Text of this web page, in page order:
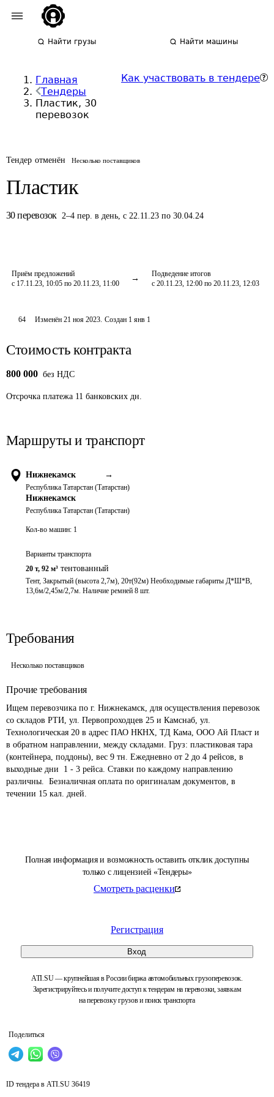
Найти грузы Найти машины
Главная
Тендеры
Пластик, 30
перевозок
Как участвовать в тендере
Тендер отменён Несколько поставщиков
Пластик
30 перевозок 2–4 пер. в день, с 22.11.23 по 30.04.24
Приём предложений
с 17.11.23, 10:05 по 20.11.23, 11:00
Подведение итогов
с 20.11.23, 12:00 по 20.11.23, 12:03
Полная информация и возможность оставить отклик доступны
только с лицензией «Тендеры»
Смотреть расценки
Регистрация
Вход
ATI.SU — крупнейшая в России биржа автомобильных грузоперевозок.
Зарегистрируйтесь и получите доступ к тендерам на перевозки, заявкам
на перевозку грузов и поиск транспорта
Поделиться
64 Изменён21 ноя 2023. Создан 1 янв 1
Стоимость контракта
800 000 без НДС
Отсрочка платежа 11 банковских дн.
Маршруты и транспорт
Нижнекамск →
Республика Татарстан (Татарстан)
Нижнекамск
Республика Татарстан (Татарстан)
Кол-во машин: 1
Варианты транспорта
20 т, 92 м³ тентованный
Тент, Закрытый (высота 2,7м), 20т(92м) Необходимые габариты Д*Ш*В,
13,6м/2,45м/2,7м. Наличие ремней 8 шт.
Требования
Несколько поставщиков
Прочие требования
Ищем перевозчика по г. Нижнекамск, для осуществления перевозок
со складов РТИ, ул. Первопроходцев 25 и Камснаб, ул.
Технологическая 20 в адрес ПАО НКНХ, ТД Кама, ООО Ай Пласт и
в обратном направлении, между складами. Груз: пластиковая тара
(контейнера, поддоны), вес 9 тн. Ежедневно от 2 до 4 рейсов, в
выходные дни  1 - 3 рейса. Ставки по каждому направлению
различны.  Безналичная оплата по оригиналам документов, в
течении 15 кал. дней.
ID тендера в ATI.SU 36419